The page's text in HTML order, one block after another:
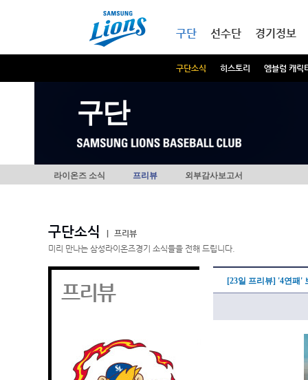
구단
구단소식 히스토리 엠블럼 캐릭
선수단 경기정보
구단
라이온즈 소식 프리뷰 외부감사보고서
구단소식
프리뷰
미리 만나는 삼성라이온즈경기 소식들을 전해 드립니다.
프리뷰 [23일 프리뷰] '4연패'